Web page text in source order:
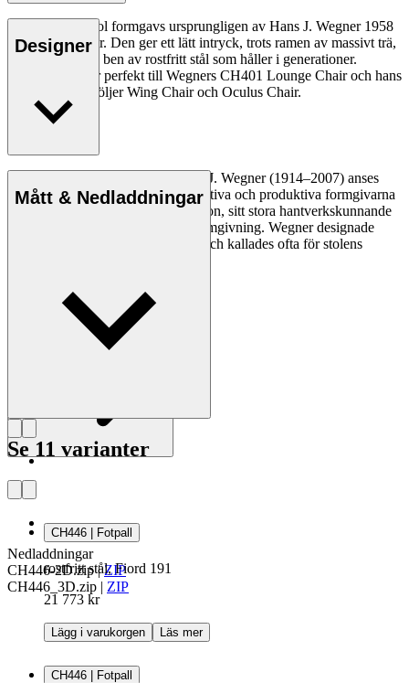
CH446 Footstool formgavs ursprungligen av Hans J. Wegner 1958
till CH401 Chair. Den ger ett lätt intryck, trots ramen av massivt trä,
med rörformade ben av rostfritt stål som håller i generationer.
Fotpallen passar perfekt till Wegners CH401 Lounge Chair och hans
två klassiska fåtöljer Wing Chair och Oculus Chair.
Designer
Den danske möbeldesignern Hans J. Wegner (1914–2007) anses
vara en av de mest kreativa, innovativa och produktiva formgivarna
genom tiderna, känd för sin precision, sitt stora hantverkskunnande
och sin kompromisslösa syn på formgivning. Wegner designade
nästan 500 stolar under sin livstid och kallades ofta för stolens
Läs mer om Hans J. Wegner
Mått & Nedladdningar
Nedladdningar
CH446-2D.zip|ZIP
CH446_3D.zip | ZIP
Se 11 varianter
CH446 | Fotpall
rostfritt stål, Fiord 191
21 773 kr
Lägg i varukorgen Läs mer
CH446 | Fotpall